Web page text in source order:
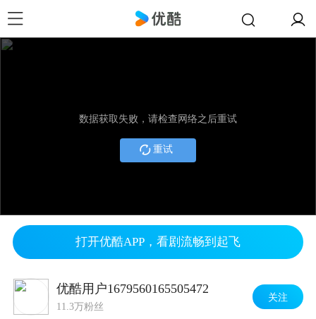
数据获取失败，请检查网络之后重试
重试
打开优酷APP，看剧流畅到起飞
优酷用户1679560165505472
11.3万粉丝
关注